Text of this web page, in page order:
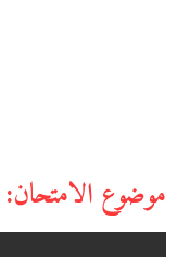
موضوع الامتحان: